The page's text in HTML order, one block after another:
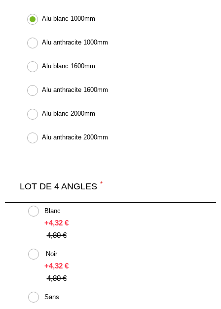
Alu blanc 1000mm
Alu anthracite 1000mm
Alu blanc 1600mm
Alu anthracite 1600mm
Alu blanc 2000mm
Alu anthracite 2000mm
LOT DE 4 ANGLES
Blanc
+4,32 €
4,80 €
Noir
+4,32 €
4,80 €
Sans